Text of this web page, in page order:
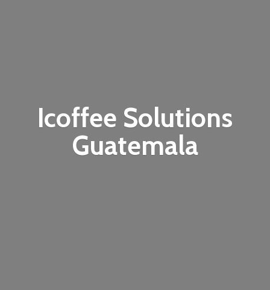
Icoffee Solutions
Guatemala